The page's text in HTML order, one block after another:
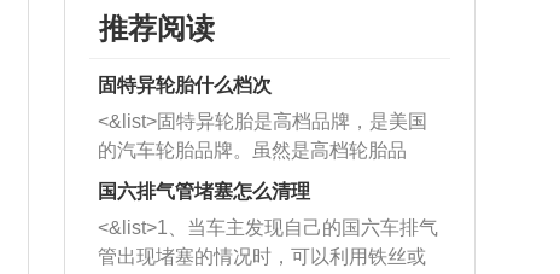
推荐阅读
固特异轮胎什么档次
<&list>固特异轮胎是高档品牌，是美国
的汽车轮胎品牌。虽然是高档轮胎品
牌，但是中高低端的轮胎都有生产，这
也是为了更好的开拓市场。
国六排气管堵塞怎么清理
<&list>1、当车主发现自己的国六车排气
管出现堵塞的情况时，可以利用铁丝或